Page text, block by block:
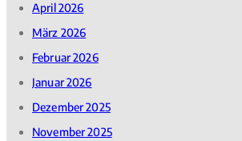
April 2026
März 2026
Februar 2026
Januar 2026
Dezember 2025
November 2025